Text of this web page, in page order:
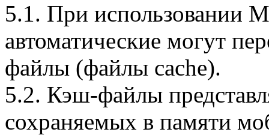
5.1. При использовании
автоматические могут
файлы (файлы cache).
5.2. Кэш-файлы
сохраняемых в памяти